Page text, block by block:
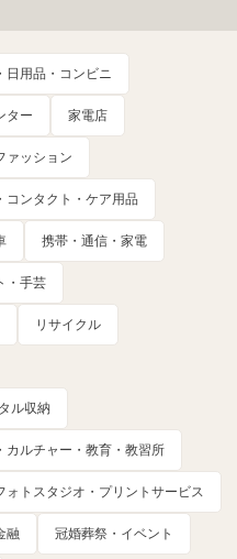
日用品・コンビニ
ター 家電店
ァッション
コンタクト・ケア用品
携帯・通信・家電
・手芸
リサイクル
ル収納
カルチャー・教育・教習所
ォトスタジオ・プリントサービス
融 冠婚葬祭・イベント